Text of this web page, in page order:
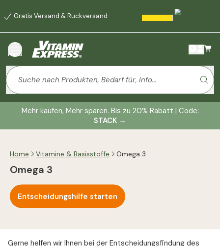
Gratis Versand & Rückversand
Menü
Mehr kaufen, Mehr sparen. Bis zu 20% Rabatt | Code:
STACK →
Home Vitamine & Basisstoffe Omega 3
Omega 3
Entscheidungshilfe starten
Gerne helfen wir Ihnen bei der Entscheidungsfindung des